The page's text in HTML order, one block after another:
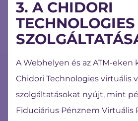
3. A CHIDORI
TECHNOLOGIES
A Webhelyen és az ATM-eken
Chidori Technologies virtuális
szolgáltatásokat nyújt, mint
Fiduciárius Pénznem Virtuális